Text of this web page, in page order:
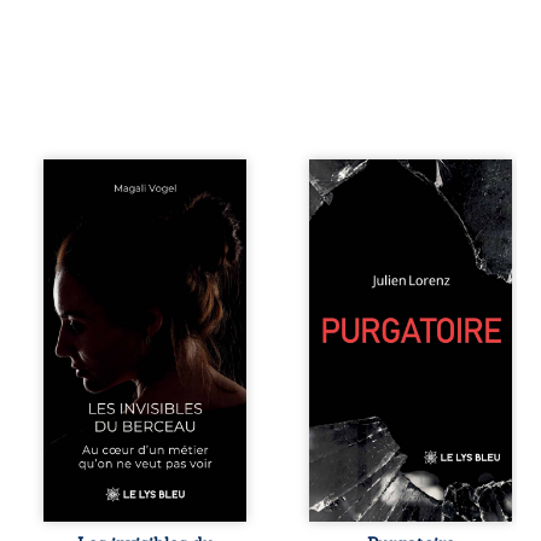
Qui prend soin de
celles et ceux
confions nos
enfants ? Derrière
la douceur
apparente des
maisons d’accueil
se joue une réalité
que nul ne
soupçonne :
rémunérations
dérisoires,
solitude,
épuisement,
responsabilités
travers des
Vingt années
d’écriture, de
blessures,
d’émotions et de
pensées se
rencontrent dans
profondément
intime. Entre
poèmes bruts,
pamphlets et
réflexions
philosophiques,
chaque texte
ouvre une porte
sur l’existence. Ici,